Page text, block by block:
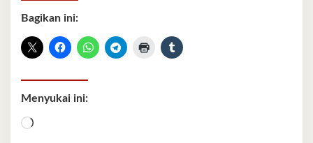
Bagikan ini:
Menyukai ini:
Memuat...